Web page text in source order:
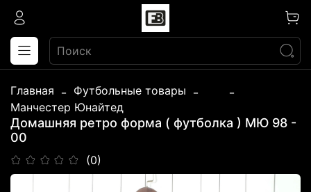
Главная Футбольные товары
Манчестер Юнайтед
Домашняя ретро форма ( футболка ) МЮ 98 -
00
(0)